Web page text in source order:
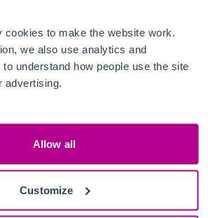
cookies to make the website work.
we also use analytics and
understand how people use the site
advertising.
Allow all
Customize
Pflegeimmobilie - der